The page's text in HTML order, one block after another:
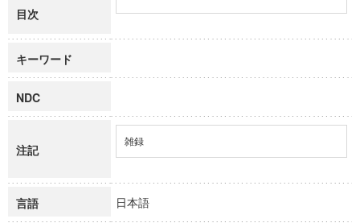
目次
キーワード
NDC
注記
雑録
言語 日本語